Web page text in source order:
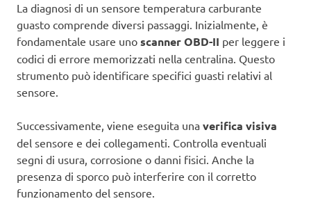
La diagnosi di un sensore temperatura carburante
guasto comprende diversi passaggi. Inizialmente, è
fondamentale usare uno scanner OBD-II per leggere i
codici di errore memorizzati nella centralina. Questo
strumento può identificare specifici guasti relativi al
sensore.
Successivamente, viene eseguita una verifica visiva
del sensore e dei collegamenti. Controlla eventuali
segni di usura, corrosione o danni fisici. Anche la
presenza di sporco può interferire con il corretto
funzionamento del sensore.